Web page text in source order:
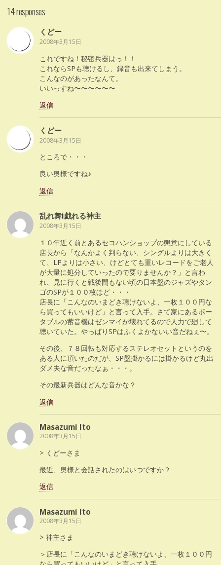
14 responses
くどー
2008年3月15日
これですね！秘密兵器はっ！！
これならSPも聴けるし、録音も出来てしまう。
こんなのがあったなんて。
いいっすね〜〜〜〜〜〜
返信
くどー
2008年3月15日
ところで・・・
良い奥様ですね♪
返信
乱れ舞i戯れる神主
2008年3月15日
１０年近く前とあるセコハンショップの懇意にしている
店長から「なんかよく判らない、シングルよりは大きく
て、LPよりは小さい、けどとても重いレコードをご老人
が大量に処分していったので要りませんか？」と言わ
れ、見に行くと戦後間もない頃の日本盤のジャズやタン
ゴのSPが１００枚ほど・・・
店長に「こんなのいまどき聴けないよ、一枚１００円な
ら買ってもいいけど」と言って入手。さて家にあるポー
タブルの蓄音機はゼンマイが壊れてるので人力で廻して
聴いていた。やっぱりSPはふくよかないい音だねぇ〜。
その後、７８回転も対応するステレオセットというのを
ある人に頂いたのだが、SP盤掛かるには掛かるけど丸出
ダメ夫な音だったなぁ・・・。
その最新兵器はどんな音かな？
返信
Masazumi Ito
2008年3月15日
> くどーさま
最近、奥様と会話されたのはいつですか？
返信
Masazumi Ito
2008年3月15日
> 神主さま
＞店長に「こんなのいまどき聴けないよ、一枚１００円